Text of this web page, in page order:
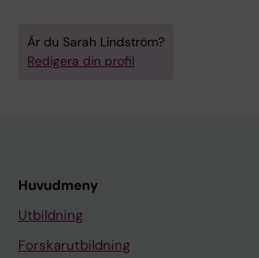
Är du Sarah Lindström?
Redigera din profil
Huvudmeny
Utbildning
Forskarutbildning